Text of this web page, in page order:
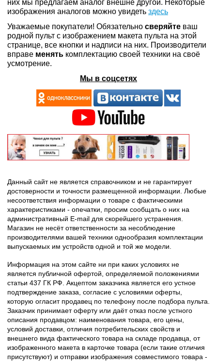
них мы предлагаем аналог внешне другой. Некоторые
изображения аналогов можно увидеть здесь
Уважаемые покупатели! Обязательно сверяйте ваш
родной пульт с изображением макета пульта на этой
странице, все кнопки и надписи на них. Производители
вправе менять комплектацию своей техники на своё
усмотрение.
Мы в соцсетях
Данный сайт не является справочником и не гарантирует
достоверности и точности размещенной информации. Любые
несоответствия информации о товаре с фактическими
характеристиками - опечатки, просим сообщать о них на
административный E-mail для скорейшего устранения.
Магазин не несёт ответственности за несоблюдение
производителями вашей техники однообразия комплектации
выпускаемых им устройств одной и той же модели.
Информация на этом сайте ни при каких условиях не
является публичной офертой, определяемой положениями
статьи 437 ГК РФ. Акцептом заказчика является его устное
подтверждение заказа, согласие с условиями оферты,
которую огласит продавец по телефону после подбора пульта.
Заказчик принимает оферту или даёт отказ после устного
описания продавцом: наименования товара, его цены,
условий доставки, отличия потребительских свойств и
внешнего вида фактического товара на складе продавца, от
изображенного макета в карточке товара (если такие отличия
присутствуют) и отправки изображения совместимого товара -